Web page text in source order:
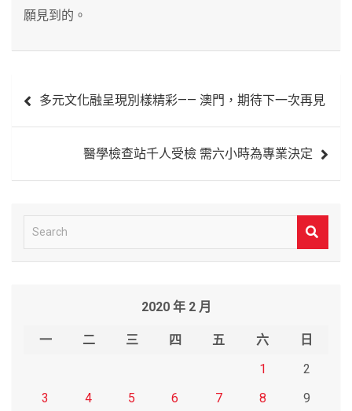
願見到的。
章
多元文化融呈現別樣精彩—— 澳門，期待下一次再見
醫學檢查站千人受檢 需六小時為專業決定
e
2020 年 2 月
一 二 三 四 五 六
日
1
2
3
4 5 6 7 8
9